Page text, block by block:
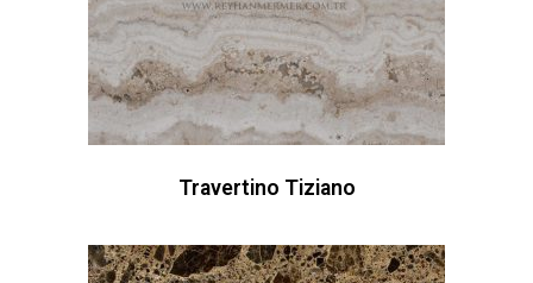
Travertino Tiziano